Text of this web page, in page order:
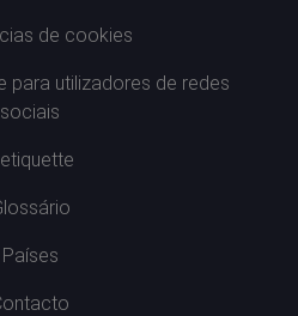
de cookies
para utilizadores de redes
sociais
Países